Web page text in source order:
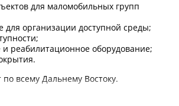
для маломобильных групп
для организации доступной среды;
реабилитационное оборудование;
всему Дальнему Востоку.